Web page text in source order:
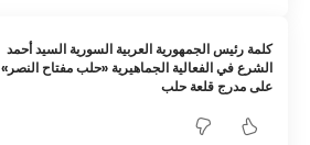
كلمة رئيس الجمهورية العربية السورية السيد أحمد
الشرع في الفعالية الجماهيرية «حلب مفتاح النصر»
على مدرج قلعة حلب